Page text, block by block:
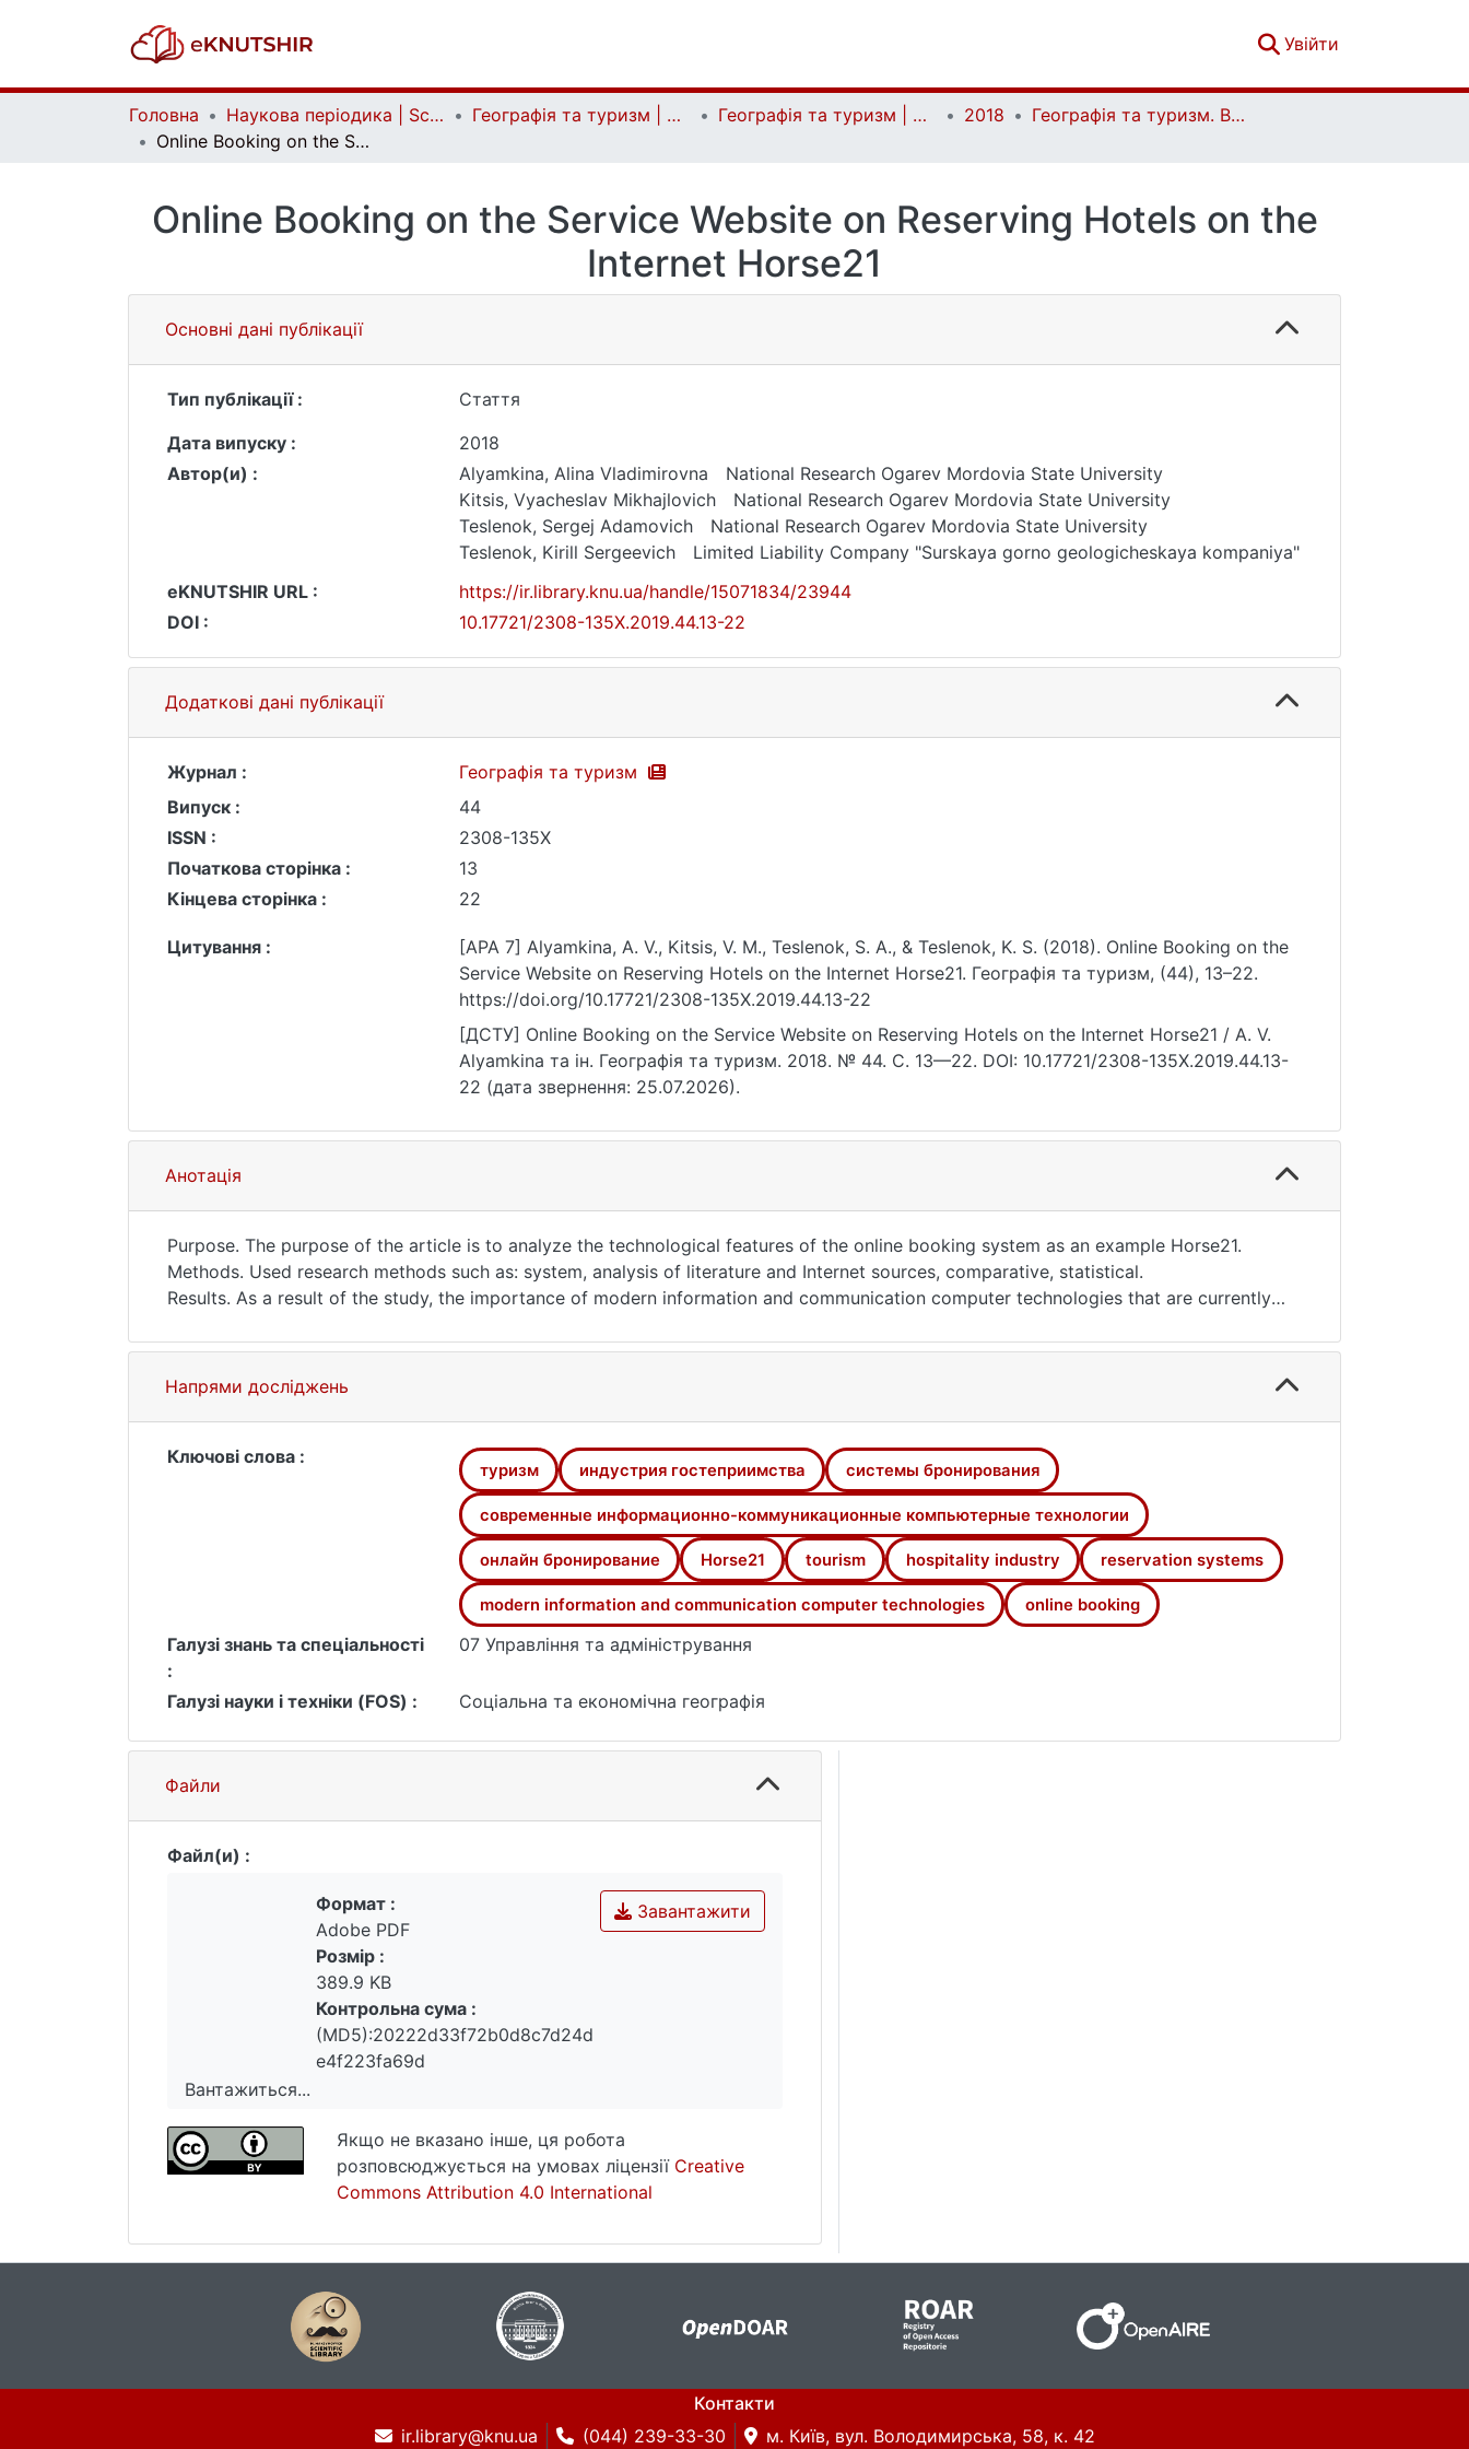
Увійти
Головна Наукова періодика | Scientific periodicals Географія та туризм | Geography and tourism Географія та туризм | Geography and tourism 2018
Географія та туризм. Випуск 44
Online Booking on the Service Website on Reserving Hotels on the Internet Horse21
Online Booking on the Service Website on Reserving Hotels on the
Internet Horse21
Основні дані публікації
Тип публікації :
Стаття
Дата випуску :
2018
Автор(и) :
Аlyamkina, Аlina Vladimirovna
National Research Ogarev Mordovia State University
Kitsis, Vyacheslav Mikhajlovich
National Research Ogarev Mordovia State University
Teslenok, Sergej Аdamovich
National Research Ogarev Mordovia State University
Teslenok, Kirill Sergeevich
Limited Liability Company "Surskaya gorno geologicheskaya kompaniya"
eKNUTSHIR URL :
https://ir.library.knu.ua/handle/15071834/23944
DOI :
10.17721/2308-135X.2019.44.13-22
Додаткові дані публікації
Журнал :
Географія та туризм
Випуск :
44
ISSN :
2308-135X
Початкова сторінка :
13
Кінцева сторінка :
22
Цитування :
[APA 7] Аlyamkina, А. V., Kitsis, V. M., Teslenok, S. А., & Teslenok, K. S. (2018). Online Booking on the
Service Website on Reserving Hotels on the Internet Horse21. Географія та туризм, (44), 13–22.
https://doi.org/10.17721/2308-135X.2019.44.13-22
[ДСТУ] Online Booking on the Service Website on Reserving Hotels on the Internet Horse21 / А. V.
Аlyamkina та ін. Географія та туризм. 2018. № 44. С. 13—22. DOI: 10.17721/2308-135X.2019.44.13-
22 (дата звернення: 25.07.2026).
Анотація
Purpose. The purpose of the article is to analyze the technological features of the online booking system as an example Horse21.
Methods. Used research methods such as: system, analysis of literature and Internet sources, comparative, statistical.
Results. As a result of the study, the importance of modern information and communication computer technologies that are currently
booking development in the tourism industry have been determined. The main attention is paid to the features of the online booking
technology on the Horse21 website.
Scientific novelty. The possibilities of using modern information and communication computer technologies in the implementation of
online booking through the Horse21 system are determined.
The practical significance. Based on the analysis the online booking technology on the Horse21 system site identified six successive
stages of actions aimed at booking places in collective means of accommodation. The results are intended to promote the further
development of the use of online booking systems.
Keywords: tourism, hospitality industry, reservation systems, modern information and communication computer technologies, online
Напрями досліджень
Ключові слова :
туризм индустрия гостеприимства системы бронирования
современные информационно-коммуникационные компьютерные технологии
онлайн бронирование Horse21 tourism hospitality industry reservation systems
modern information and communication computer technologies online booking
Галузі знань та спеціальності
:
07 Управління та адміністрування
Галузі науки і техніки (FOS) : Соціальна та економічна географія
Файли
Файл(и) :
Вантажиться...
Вантажиться...
Завантажити
Формат :
Adobe PDF
Розмір :
389.9 KB
Контрольна сума :
(MD5):20222d33f72b0d8c7d24d
e4f223fa69d
Якщо не вказано інше, ця робота
розповсюджується на умовах ліцензії Creative
Commons Attribution 4.0 International
Контакти
ir.library@knu.ua
(044) 239-33-30 м. Київ, вул. Володимирська, 58, к. 42